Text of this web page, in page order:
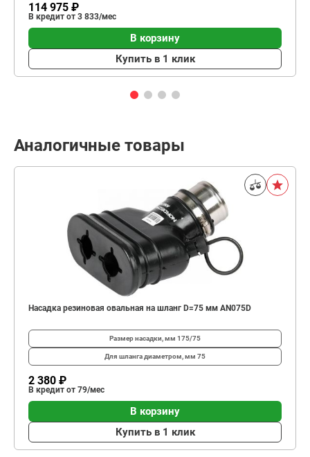
114 975 ₽
В кредит от 3 833/мес
В корзину
Купить в 1 клик
Аналогичные товары
Насадка резиновая овальная на шланг D=75 мм AN075D
Размер насадки, мм 175/75
Для шланга диаметром, мм 75
2 380 ₽
В кредит от 79/мес
В корзину
Купить в 1 клик